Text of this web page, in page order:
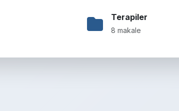
Terapiler
8 makale